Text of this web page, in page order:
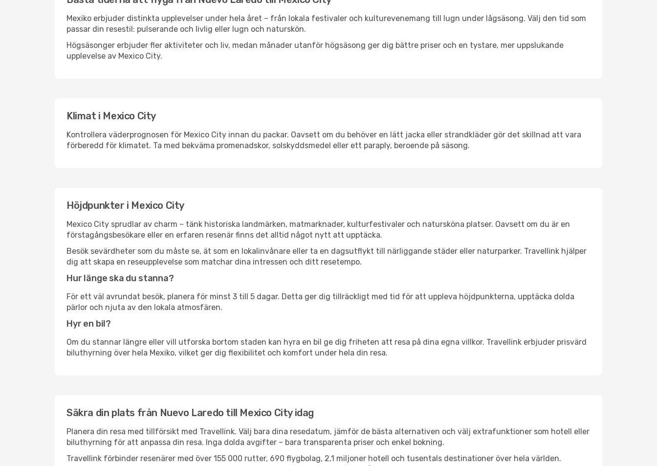
Mexiko erbjuder distinkta upplevelser under hela året – från lokala festivaler och kulturevenemang till lugn under lågsäsong. Välj den tid som
passar din resestil: pulserande och livlig eller lugn och naturskön.
Högsäsonger erbjuder fler aktiviteter och liv, medan månader utanför högsäsong ger dig bättre priser och en tystare, mer uppslukande
upplevelse av Mexico City.
Klimat i Mexico City
Kontrollera väderprognosen för Mexico City innan du packar. Oavsett om du behöver en lätt jacka eller strandkläder gör det skillnad att vara
förberedd för klimatet. Ta med bekväma promenadskor, solskyddsmedel eller ett paraply, beroende på säsong.
Höjdpunkter i Mexico City
Mexico City sprudlar av charm – tänk historiska landmärken, matmarknader, kulturfestivaler och natursköna platser. Oavsett om du är en
förstagångsbesökare eller en erfaren resenär finns det alltid något nytt att upptäcka.
Besök sevärdheter som du måste se, ät som en lokalinvånare eller ta en dagsutflykt till närliggande städer eller naturparker. Travellink hjälper
dig att skapa en reseupplevelse som matchar dina intressen och ditt resetempo.
Hur länge ska du stanna?
För ett väl avrundat besök, planera för minst 3 till 5 dagar. Detta ger dig tillräckligt med tid för att uppleva höjdpunkterna, upptäcka dolda
pärlor och njuta av den lokala atmosfären.
Hyr en bil?
Om du stannar längre eller vill utforska bortom staden kan hyra en bil ge dig friheten att resa på dina egna villkor. Travellink erbjuder prisvärd
biluthyrning över hela Mexiko, vilket ger dig flexibilitet och komfort under hela din resa.
Säkra din plats från Nuevo Laredo till Mexico City idag
Planera din resa med tillförsikt med Travellink. Välj bara dina resedatum, jämför de bästa alternativen och välj extrafunktioner som hotell eller
biluthyrning för att anpassa din resa. Inga dolda avgifter – bara transparenta priser och enkel bokning.
Travellink förbinder resenärer med över 155 000 rutter, 690 flygbolag, 2,1 miljoner hotell och tusentals destinationer över hela världen.